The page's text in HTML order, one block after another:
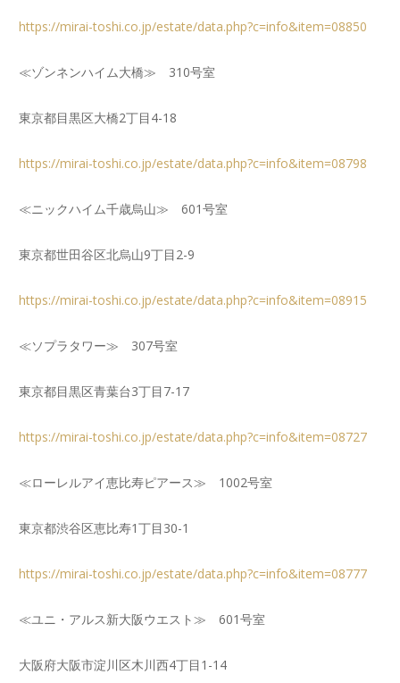
https://mirai-toshi.co.jp/estate/data.php?c=info&item=08850
≪ゾンネンハイム大橋≫ 310号室
東京都目黒区大橋2丁目4-18
https://mirai-toshi.co.jp/estate/data.php?c=info&item=08798
≪ニックハイム千歳烏山≫ 601号室
東京都世田谷区北烏山9丁目2-9
https://mirai-toshi.co.jp/estate/data.php?c=info&item=08915
≪ソプラタワー≫ 307号室
東京都目黒区青葉台3丁目7-17
https://mirai-toshi.co.jp/estate/data.php?c=info&item=08727
≪ローレルアイ恵比寿ピアース≫ 1002号室
東京都渋谷区恵比寿1丁目30-1
https://mirai-toshi.co.jp/estate/data.php?c=info&item=08777
≪ユニ・アルス新大阪ウエスト≫ 601号室
大阪府大阪市淀川区木川西4丁目1-14